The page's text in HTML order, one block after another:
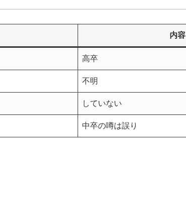
内容
高卒
不明
していない
中卒の噂は誤り